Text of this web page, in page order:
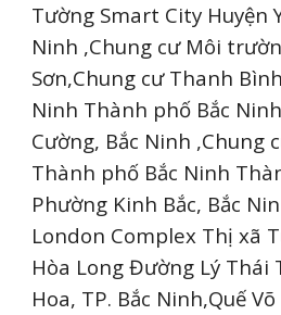
Tường Smart City Huyện
Ninh ,Chung cư Môi
Sơn,Chung cư Thanh
Ninh Thành phố Bắc
Cường, Bắc Ninh ,Chung
Thành phố Bắc Ninh
Phường Kinh Bắc, Bắc
London Complex Thị xã
Hòa Long Đường Lý Thái
Hoa, TP. Bắc Ninh,Quế